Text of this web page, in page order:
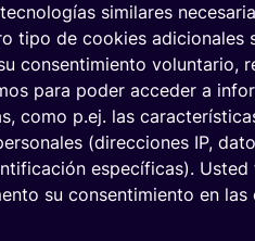
Scroll
down
similares
tipo de cookies adicionales
consentimiento voluntario,
para poder acceder a
como p.ej. las
(direcciones IP,
específicas). Usted
su consentimiento en